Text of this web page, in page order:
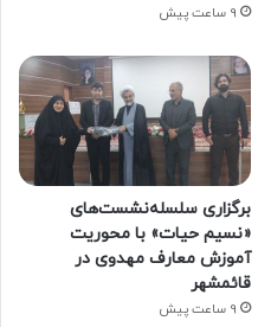
9 ساعت پیش
برگزاری سلسله‌نشست‌های
«نسیم حیات» با محوریت
آموزش معارف مهدوی در
قائمشهر
9 ساعت پیش